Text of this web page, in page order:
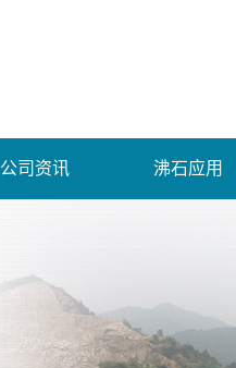
公司资讯 沸石应用